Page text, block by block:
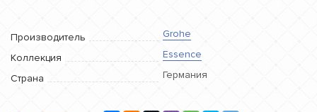
Производитель
Grohe
Коллекция
Essence
Страна
Германия